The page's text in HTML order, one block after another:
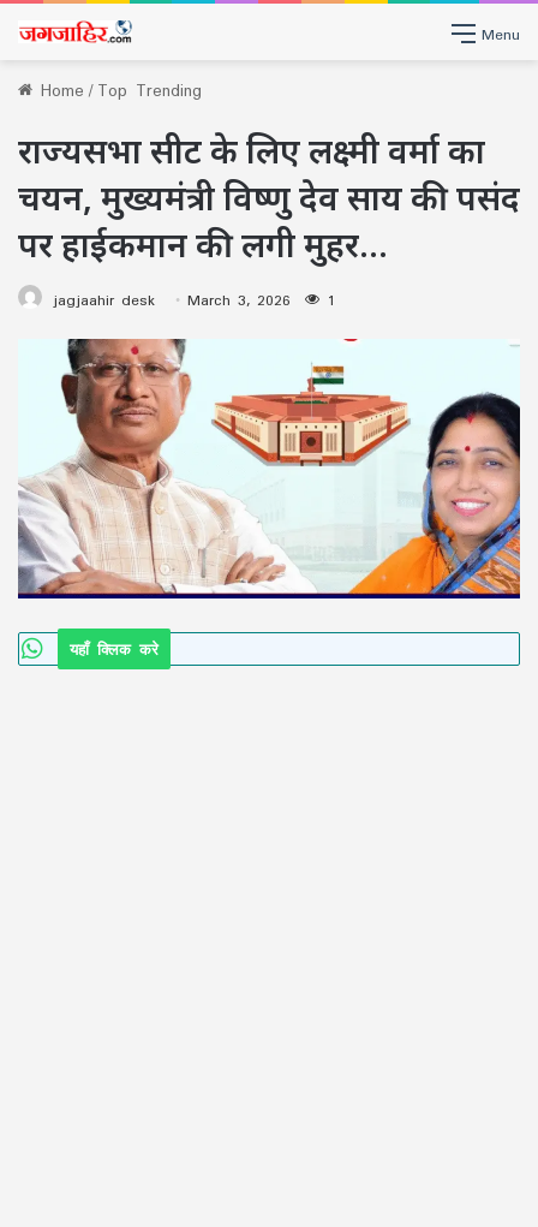
Menu
Home/Top Trending
राज्यसभा सीट के लिए लक्ष्मी वर्मा का
चयन, मुख्यमंत्री विष्णु देव साय की पसंद
पर हाईकमान की लगी मुहर…
jagjaahir desk March 3, 2026 1
यहाँ क्लिक करे